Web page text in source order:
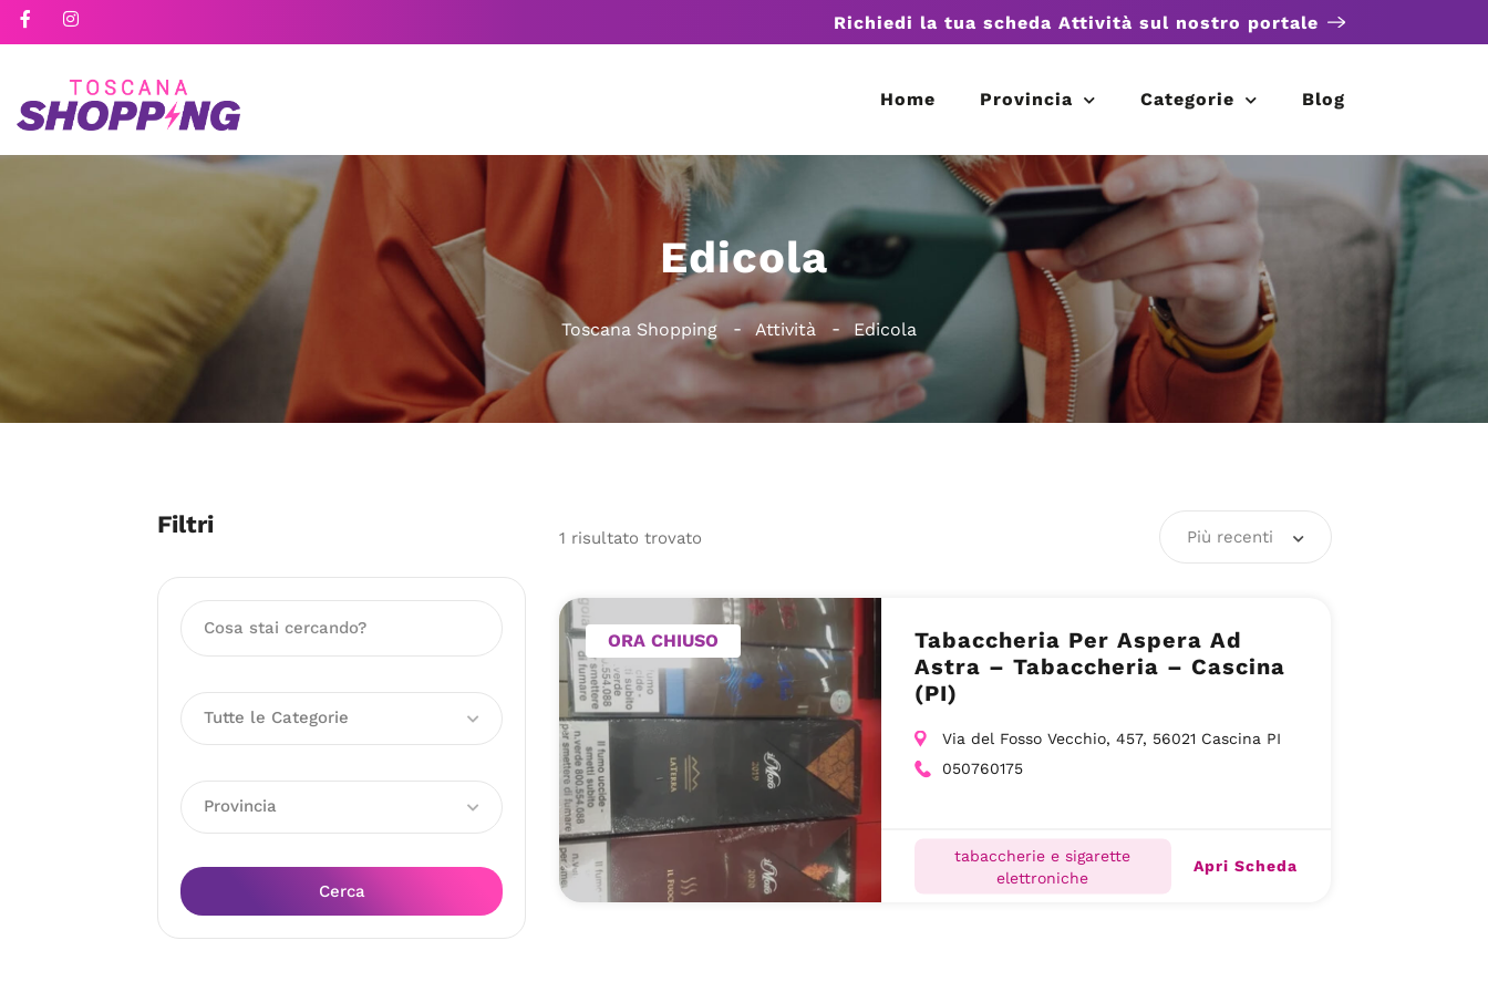
Richiedi la tua scheda Attività sul nostro portale
Home Provincia Categorie Blog
Edicola
Toscana Shopping Attività Edicola
Filtri
Tutte le Categorie
Provincia
Cerca
1 risultato trovato Più recenti
ORA CHIUSO
Tabaccheria Per Aspera Ad
Astra – Tabaccheria – Cascina
(PI)
Via del Fosso Vecchio, 457, 56021 Cascina PI
050760175
tabaccherie e sigarette
elettroniche
Apri Scheda